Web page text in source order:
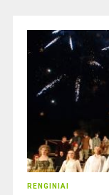
RENGINIAI